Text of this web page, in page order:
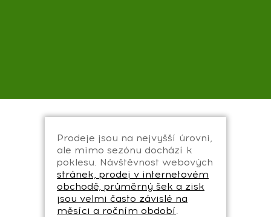
Prodeje jsou na nejvyšší úrovni,
ale mimo sezónu dochází k
poklesu. Návštěvnost webových
stránek, prodej v internetovém
obchodě, průměrný šek a zisk
jsou velmi často závislé na
měsíci a ročním období.